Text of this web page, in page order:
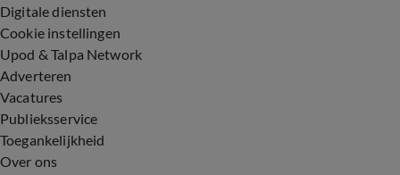
Digitale diensten
Cookie instellingen
Upod & Talpa Network
Adverteren
Vacatures
Publieksservice
Toegankelijkheid
Over ons